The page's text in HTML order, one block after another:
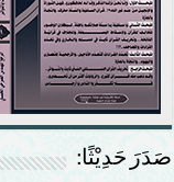
صَدَرَ حَدِيْثًا: